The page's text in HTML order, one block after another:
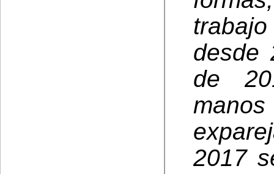
desde
de
2017